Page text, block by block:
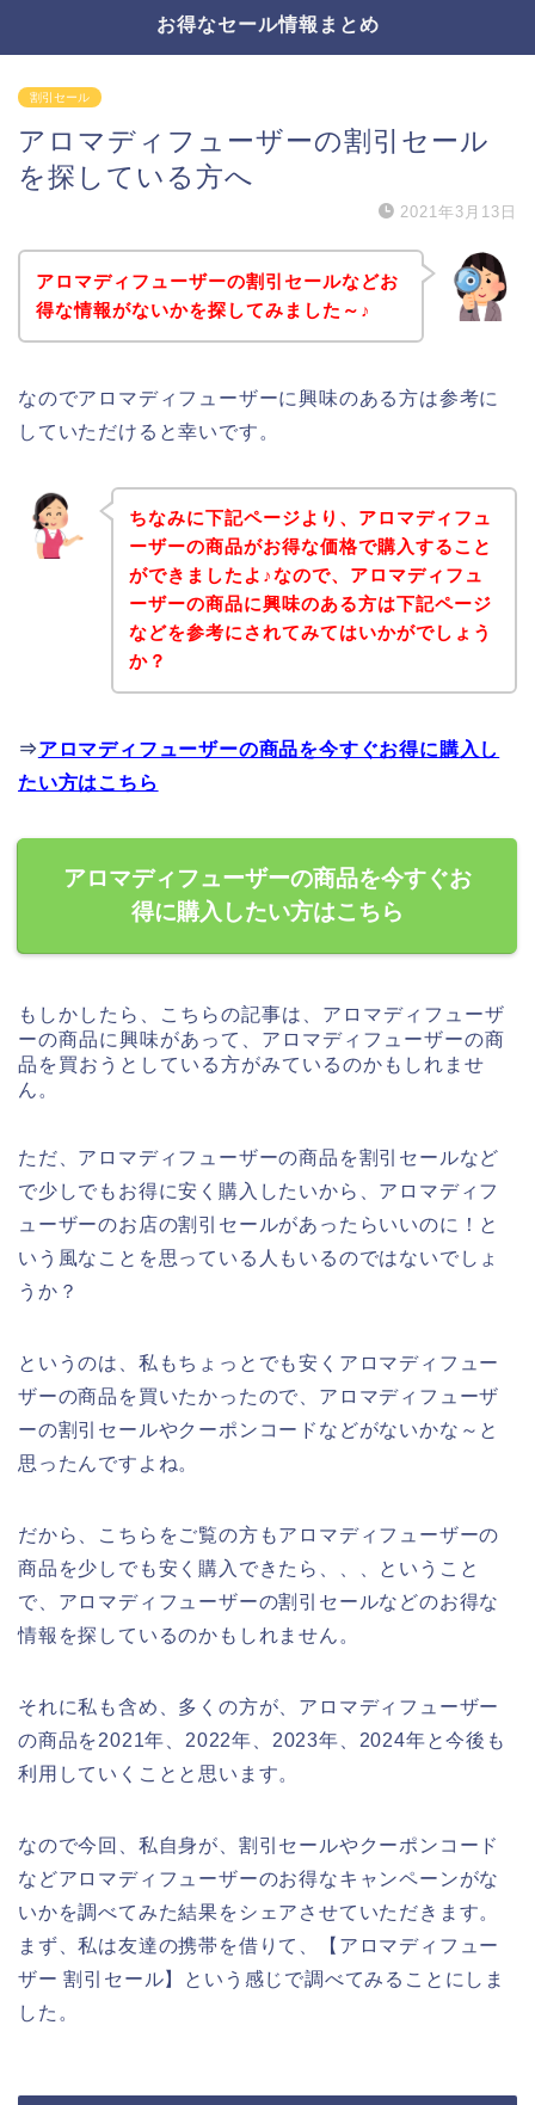
お得なセール情報まとめ
割引セール
アロマディフューザーの割引セール
を探している方へ
2021年3月13日
アロマディフューザーの割引セールなどお
得な情報がないかを探してみました～♪
なのでアロマディフューザーに興味のある方は参考に
していただけると幸いです。
ちなみに下記ページより、アロマディフュ
ーザーの商品がお得な価格で購入すること
ができましたよ♪なので、アロマディフュ
ーザーの商品に興味のある方は下記ページ
などを参考にされてみてはいかがでしょう
か？
⇒アロマディフューザーの商品を今すぐお得に購入し
たい方はこちら
アロマディフューザーの商品を今すぐお
得に購入したい方はこちら
もしかしたら、こちらの記事は、アロマディフューザ
ーの商品に興味があって、アロマディフューザーの商
品を買おうとしている方がみているのかもしれませ
ん。
ただ、アロマディフューザーの商品を割引セールなど
で少しでもお得に安く購入したいから、アロマディフ
ューザーのお店の割引セールがあったらいいのに！と
いう風なことを思っている人もいるのではないでしょ
うか？
というのは、私もちょっとでも安くアロマディフュー
ザーの商品を買いたかったので、アロマディフューザ
ーの割引セールやクーポンコードなどがないかな～と
思ったんですよね。
だから、こちらをご覧の方もアロマディフューザーの
商品を少しでも安く購入できたら、、、ということ
で、アロマディフューザーの割引セールなどのお得な
情報を探しているのかもしれません。
それに私も含め、多くの方が、アロマディフューザー
の商品を2021年、2022年、2023年、2024年と今後も
利用していくことと思います。
なので今回、私自身が、割引セールやクーポンコード
などアロマディフューザーのお得なキャンペーンがな
いかを調べてみた結果をシェアさせていただきます。
まず、私は友達の携帯を借りて、【アロマディフュー
ザー 割引セール】という感じで調べてみることにしま
した。